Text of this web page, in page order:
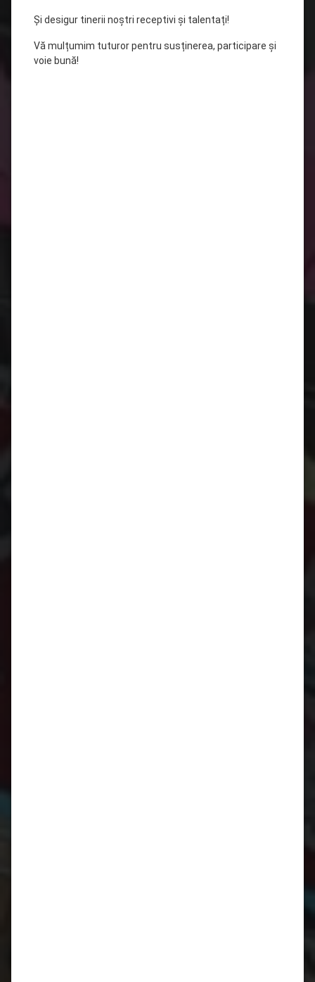
Și desigur tinerii noștri receptivi și talentați!
Vă mulțumim tuturor pentru susținerea, participare și
voie bună!